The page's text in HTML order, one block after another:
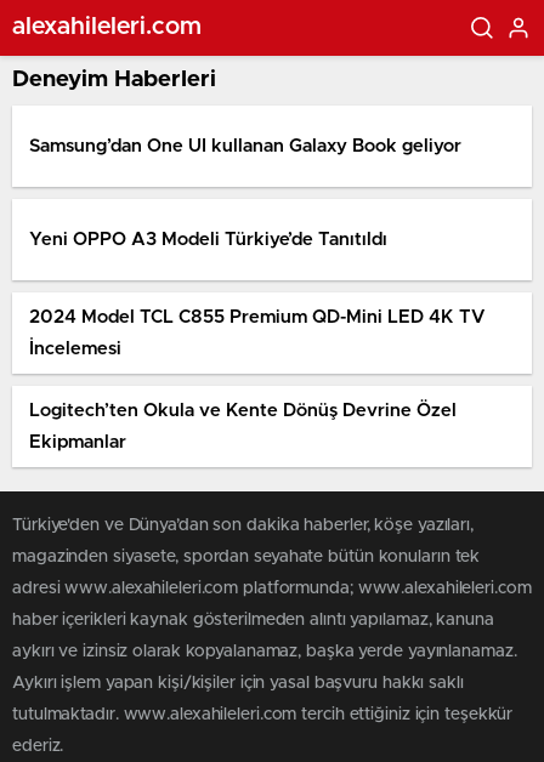
alexahileleri.com
Deneyim Haberleri
Samsung’dan One UI kullanan Galaxy Book geliyor
Yeni OPPO A3 Modeli Türkiye’de Tanıtıldı
2024 Model TCL C855 Premium QD-Mini LED 4K TV
İncelemesi
Logitech’ten Okula ve Kente Dönüş Devrine Özel
Ekipmanlar
Türkiye'den ve Dünya’dan son dakika haberler, köşe yazıları,
magazinden siyasete, spordan seyahate bütün konuların tek
adresi www.alexahileleri.com platformunda; www.alexahileleri.com
haber içerikleri kaynak gösterilmeden alıntı yapılamaz, kanuna
aykırı ve izinsiz olarak kopyalanamaz, başka yerde yayınlanamaz.
Aykırı işlem yapan kişi/kişiler için yasal başvuru hakkı saklı
tutulmaktadır. www.alexahileleri.com tercih ettiğiniz için teşekkür
ederiz.